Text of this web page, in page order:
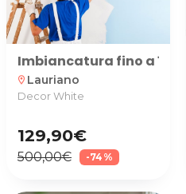
Imbiancatura fino a 150
location_on Lauriano
Decor White
129,90€
500,00€ -74%